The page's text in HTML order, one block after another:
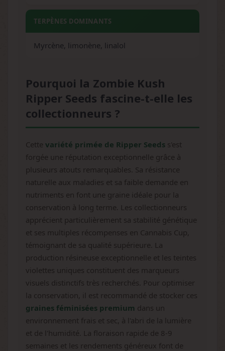
TERPÈNES DOMINANTS
Myrcène, limonène, linalol
Pourquoi la Zombie Kush
Ripper Seeds fascine-t-elle les
collectionneurs ?
Cette variété primée de Ripper Seeds s'est
forgée une réputation exceptionnelle grâce à
plusieurs atouts remarquables. Sa résistance
naturelle aux maladies et sa faible demande en
nutriments en font une graine idéale pour la
conservation à long terme. Les collectionneurs
apprécient particulièrement sa stabilité génétique
et ses multiples récompenses en Cannabis Cup,
témoignant de sa qualité supérieure. La
production résineuse exceptionnelle et les teintes
violettes uniques constituent des marqueurs
visuels distinctifs très recherchés. Pour optimiser
la conservation, il est recommandé de stocker ces
graines féminisées premium dans un
environnement frais et sec, à l'abri de la lumière
et de l'humidité. La floraison rapide de 8-9
semaines et les rendements généreux font de